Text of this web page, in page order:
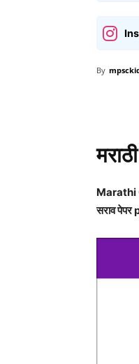
By
Marathi
सराव पेपर